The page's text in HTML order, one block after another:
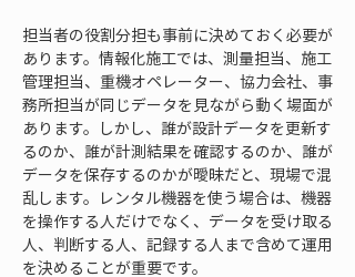
担当者の役割分担も事前に決めておく必要が
あります。情報化施工では、測量担当、施工
管理担当、重機オペレーター、協力会社、事
務所担当が同じデータを見ながら動く場面が
あります。しかし、誰が設計データを更新す
るのか、誰が計測結果を確認するのか、誰が
データを保存するのかが曖昧だと、現場で混
乱します。レンタル機器を使う場合は、機器
を操作する人だけでなく、データを受け取る
人、判断する人、記録する人まで含めて運用
を決めることが重要です。